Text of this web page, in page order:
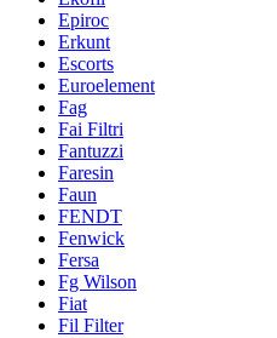
Epiroc
Erkunt
Escorts
Euroelement
Fag
Fai Filtri
Fantuzzi
Faresin
Faun
FENDT
Fenwick
Fersa
Fg Wilson
Fiat
Fil Filter